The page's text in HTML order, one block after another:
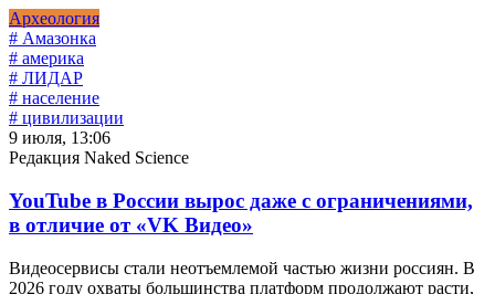
Археология
# Амазонка
# америка
# ЛИДАР
# население
# цивилизации
9 июля, 13:06
Редакция Naked Science
YouTube в России вырос даже с ограничениями,
в отличие от «VK Видео»
Видеосервисы стали неотъемлемой частью жизни россиян. В
2026 году охваты большинства платформ продолжают расти,